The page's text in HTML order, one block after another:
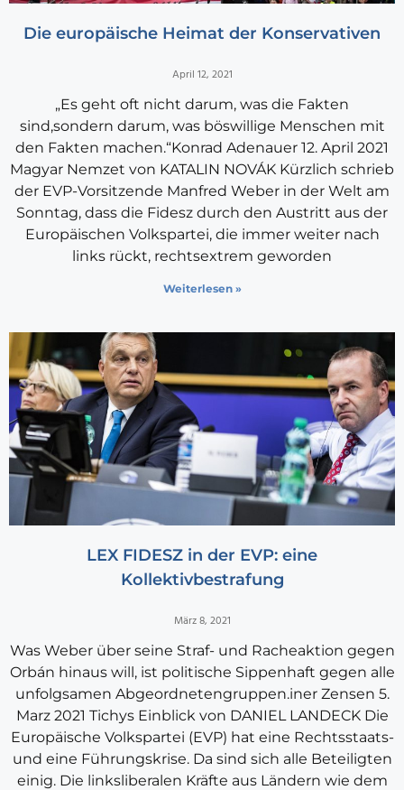
Die europäische Heimat der Konservativen
April 12, 2021
„Es geht oft nicht darum, was die Fakten
sind,sondern darum, was böswillige Menschen mit
den Fakten machen.“Konrad Adenauer 12. April 2021
Magyar Nemzet von KATALIN NOVÁK Kürzlich schrieb
der EVP-Vorsitzende Manfred Weber in der Welt am
Sonntag, dass die Fidesz durch den Austritt aus der
Europäischen Volkspartei, die immer weiter nach
links rückt, rechtsextrem geworden
Weiterlesen »
LEX FIDESZ in der EVP: eine
Kollektivbestrafung
März 8, 2021
Was Weber über seine Straf- und Racheaktion gegen
Orbán hinaus will, ist politische Sippenhaft gegen alle
unfolgsamen Abgeordnetengruppen.iner Zensen 5.
Marz 2021 Tichys Einblick von DANIEL LANDECK Die
Europäische Volkspartei (EVP) hat eine Rechtsstaats-
und eine Führungskrise. Da sind sich alle Beteiligten
einig. Die linksliberalen Kräfte aus Ländern wie dem